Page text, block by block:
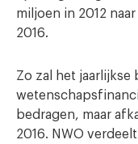
miljoen in 2012
2016.
Zo zal het
bedragen, maar
2016. NWO